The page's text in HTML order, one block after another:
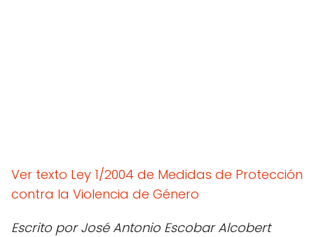
Ver texto Ley 1/2004 de Medidas de Protección
contra la Violencia de Género
Escrito por José Antonio Escobar Alcobert